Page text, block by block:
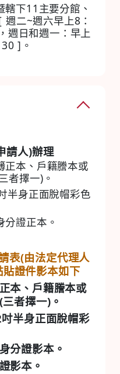
下11主要分館、
二~週六早上8：
週日和週一：早上
]。
請人)辦理
正本、戶籍謄本或
者擇一)。
半身正面脫帽彩色
分證正本。
(由法定代理人
證件影本如下
本、戶籍謄本或
者擇一)。
半身正面脫帽彩
分證影本。
影本。